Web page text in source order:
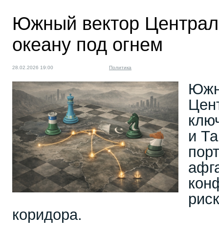
Южный вектор
океану под огнем
28.02.2026 19:00 Политика
и
коридора.